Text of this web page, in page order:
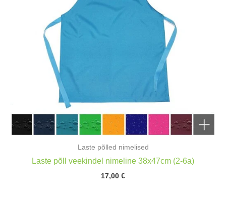
Laste põlled nimelised
Laste põll veekindel nimeline 38x47cm (2-6a)
17,00 €